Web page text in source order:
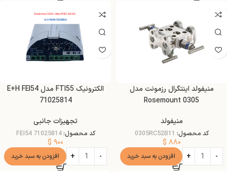
منیفولد اینتگرال رزمونت مدل
Rosemount 0305
منیفولد
کد محصول: 0305RC52B11
$ ۸۸۰
افزودن به سبد خرید
الکترونیک FTI55 مدل E+H FEI54
71025814
تجهیزات جانبی
کد محصول:FEI54 71025814
$ ۹۰۰
افزودن به سبد خرید